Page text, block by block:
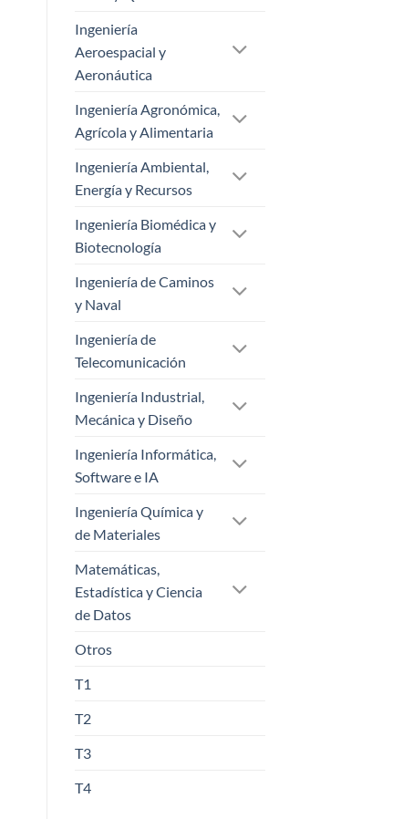
Ingeniería
Aeroespacial y
Aeronáutica
Ingeniería Agronómica,
Agrícola y Alimentaria
Ingeniería Ambiental,
Energía y Recursos
Ingeniería Biomédica y
Biotecnología
Ingeniería de Caminos
y Naval
Ingeniería de
Telecomunicación
Ingeniería Industrial,
Mecánica y Diseño
Ingeniería Informática,
Software e IA
Ingeniería Química y
de Materiales
Matemáticas,
Estadística y Ciencia
de Datos
Otros
T1
T2
T3
T4